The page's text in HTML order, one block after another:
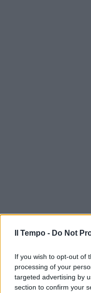
Il Tempo - Do Not
If you wish to opt-out of
processing of your
targeted advertising by
section to confirm your